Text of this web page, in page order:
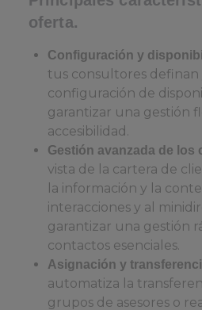
oferta.
Configuración y
tus consultores definan
configuración de
garantizar una gestión
accesibilidad.
Gestión avanzada de los
vista de la cartera de
la información y la
interacciones y al
garantizar una gestión
contactos esenciales.
Asignación y
automatiza la
grupos de asesores o